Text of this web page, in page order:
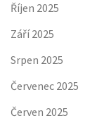
Říjen 2025
Září 2025
Srpen 2025
Červenec 2025
Červen 2025